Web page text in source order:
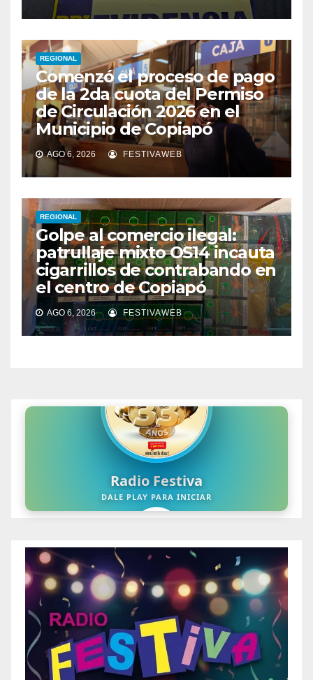
REGIONAL
Comenzó el proceso de pago
de la 2da cuota del Permiso
de Circulación 2026 en el
Municipio de Copiapó
AGO 6, 2026 FESTIVAWEB
REGIONAL
Golpe al comercio ilegal:
patrullaje mixto OS14 incauta
cigarrillos de contrabando en
el centro de Copiapó
AGO 6, 2026 FESTIVAWEB